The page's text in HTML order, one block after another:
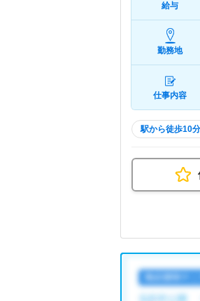
給与
勤務地
仕事内容
駅から徒歩10